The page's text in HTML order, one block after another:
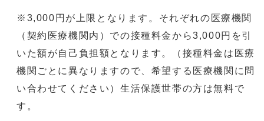
※3,000円が上限となります。それぞれの医療機関
（契約医療機関内）での接種料金から3,000円を引
いた額が自己負担額となります。（接種料金は医療
機関ごとに異なりますので、希望する医療機関に問
い合わせてください）生活保護世帯の方は無料で
す。